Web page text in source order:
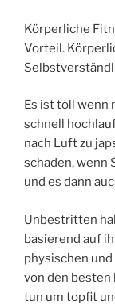
Körperliche
Vorteil.
Es ist toll wenn
schnell
nach Luft zu
schaden, wenn
und es dann
Unbestritten
basierend auf
physischen
von den besten
tun um topfit